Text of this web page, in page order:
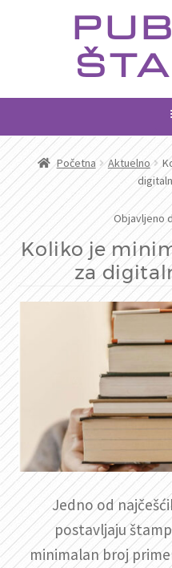
Početna Aktuelno
Objavljeno
Koliko je
za
Jedno od
postavljaju
minimalan broj